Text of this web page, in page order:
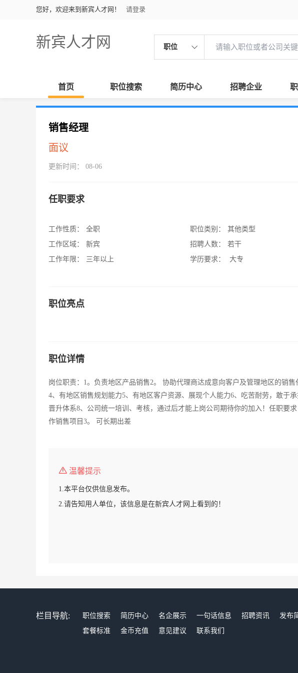
您好，欢迎来到新宾人才网！ 请登录
新宾人才网 职位
首页 职位搜索 简历中心 招聘企业
销售经理
面议
更新时间： 08-06
任职要求
工作性质：
全职
工作区域：
新宾
工作年限：
三年以上
职位类别：
其他类型
招聘人数：
若干
学历要求：
大专
职位亮点
职位详情
岗位职责：1。负责地区产品销售2。 协助代理商达成意向客户及管理地区的销
4、有地区销售规划能力5、有地区客户资源、展现个人能力6、吃苦耐劳，敢于
晋升体系8、公司统一培训、考核，通过后才能上岗公司期待你的加入！任职要
作销售项目3。 可长期出差
温馨提示
1.本平台仅供信息发布。
2.请告知用人单位，该信息是在新宾人才网上看到的！
栏目导航: 职位搜索 简历中心 名企展示 一句话信息 招聘资讯 发布
套餐标准
金币充值 意见建议 联系我们